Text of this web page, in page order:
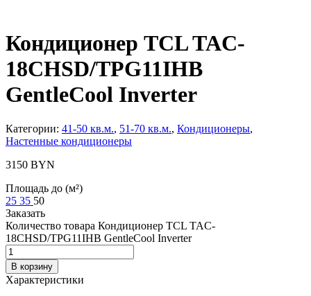
Кондиционер TCL TAC-
18CHSD/TPG11IHB
GentleCool Inverter
Категории: 41-50 кв.м., 51-70 кв.м., Кондиционеры,
Настенные кондиционеры
3150 BYN
Площадь до (м²)
25 35 50
Заказать
Количество товара Кондиционер TCL TAC-
18CHSD/TPG11IHB GentleCool Inverter
В корзину
Характеристики